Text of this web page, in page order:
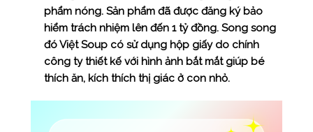
phẩm nóng. Sản phẩm đã được đăng ký bảo
hiểm trách nhiệm lên đến 1 tỷ đồng. Song song
đó Việt Soup có sử dụng hộp giấy do chính
công ty thiết kế với hình ảnh bắt mắt giúp bé
thích ăn, kích thích thị giác ở con nhỏ.